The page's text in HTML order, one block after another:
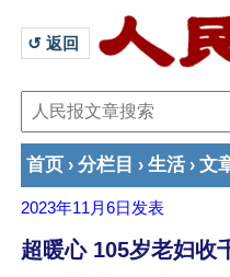
↺ 返回
首页 › 分栏目 › 生活 › 文
2023年11月6日 发表
超暖心 105岁老妇收